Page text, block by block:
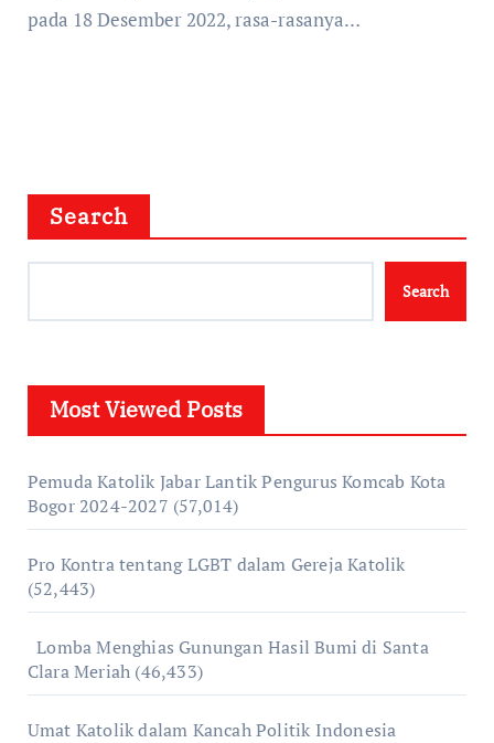
pada 18 Desember 2022, rasa-rasanya…
Search
Search
Most Viewed Posts
Pemuda Katolik Jabar Lantik Pengurus Komcab Kota
Bogor 2024-2027 (57,014)
Pro Kontra tentang LGBT dalam Gereja Katolik
(52,443)
Lomba Menghias Gunungan Hasil Bumi di Santa
Clara Meriah (46,433)
Umat Katolik dalam Kancah Politik Indonesia